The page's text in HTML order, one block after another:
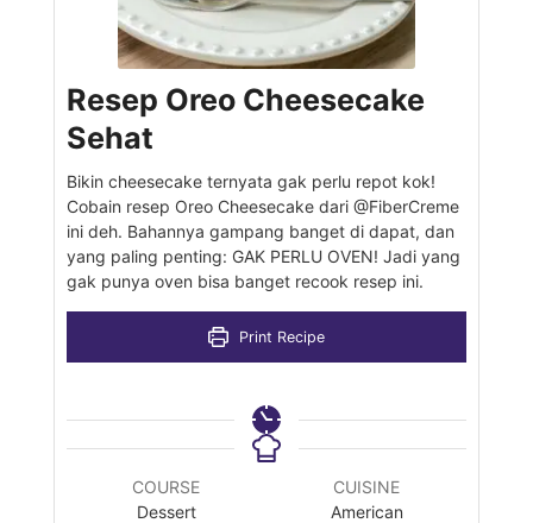
Resep Oreo Cheesecake
Sehat
Bikin cheesecake ternyata gak perlu repot kok!
Cobain resep Oreo Cheesecake dari @FiberCreme
ini deh. Bahannya gampang banget di dapat, dan
yang paling penting: GAK PERLU OVEN! Jadi yang
gak punya oven bisa banget recook resep ini.
Print Recipe
COURSE
Dessert
CUISINE
American